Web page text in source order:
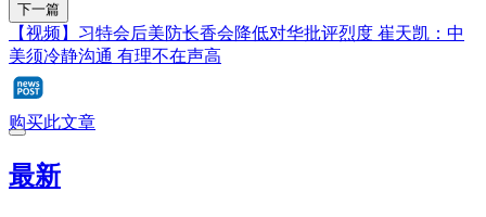
下一篇
【视频】习特会后美防长香会降低对华批评烈度 崔天凯：中
美须冷静沟通 有理不在声高
购买此文章
最新